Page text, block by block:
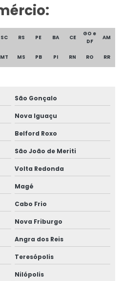
Térmica
Impressoras
Especializado
Digital
E Plástico
SC RS PE BA CE
GO e
DF
AM
MT MS PB PI RN RO RR
São Gonçalo
Nova Iguaçu
Belford Roxo
São João de Meriti
Volta Redonda
Magé
Cabo Frio
Nova Friburgo
Angra dos Reis
Teresópolis
Nilópolis